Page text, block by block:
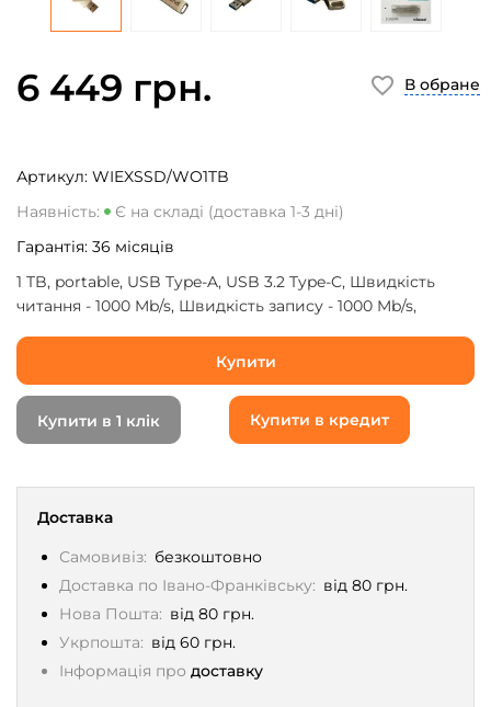
6 449 грн.
Доставка
Самовивіз: безкоштовно
Доставка по Івано-Франківську: від 80 грн.
Нова Пошта: від 80 грн.
Укрпошта: від 60 грн.
Інформація про доставку
Артикул: WIEXSSD/WO1TB
Наявність:
Є на складі (доставка 1-3 дні)
Гарантія: 36 місяців
1 TB, portable, USB Type-A, USB 3.2 Type-C, Швидкість
читання - 1000 Mb/s, Швидкість запису - 1000 Mb/s,
Купити
Купити в 1 клік Купити в кредит
В обране